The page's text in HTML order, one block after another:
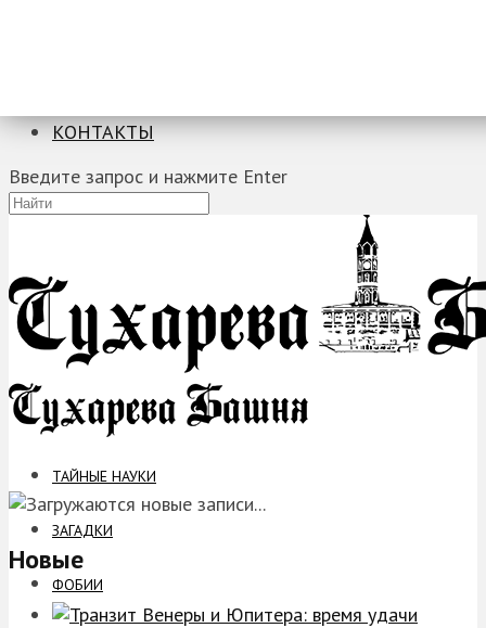
КОНТАКТЫ
Введите запрос и нажмите Enter
ТАЙНЫЕ НАУКИ
ЗАГАДКИ
ФОБИИ
Новые